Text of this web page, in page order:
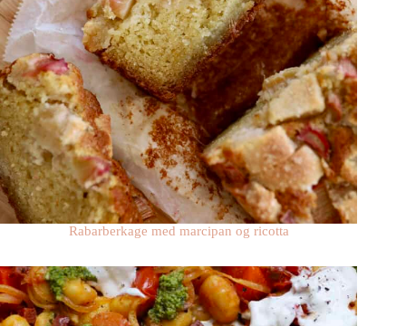
Rabarberkage med marcipan og ricotta